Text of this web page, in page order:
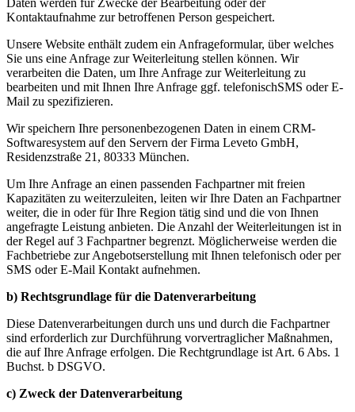
Kontaktaufnahme zur betroffenen Person gespeichert.
Unsere Website enthält zudem ein Anfrageformular, über welches
Sie uns eine Anfrage zur Weiterleitung stellen können. Wir
verarbeiten die Daten, um Ihre Anfrage zur Weiterleitung zu
bearbeiten und mit Ihnen Ihre Anfrage ggf. telefonischSMS oder E-
Mail zu spezifizieren.
Wir speichern Ihre personenbezogenen Daten in einem CRM-
Softwaresystem auf den Servern der Firma Leveto GmbH,
Residenzstraße 21, 80333 München.
Um Ihre Anfrage an einen passenden Fachpartner mit freien
Kapazitäten zu weiterzuleiten, leiten wir Ihre Daten an Fachpartner
weiter, die in oder für Ihre Region tätig sind und die von Ihnen
angefragte Leistung anbieten. Die Anzahl der Weiterleitungen ist in
der Regel auf 3 Fachpartner begrenzt. Möglicherweise werden die
Fachbetriebe zur Angebotserstellung mit Ihnen telefonisch oder per
SMS oder E-Mail Kontakt aufnehmen.
b) Rechtsgrundlage für die Datenverarbeitung
Diese Datenverarbeitungen durch uns und durch die Fachpartner
sind erforderlich zur Durchführung vorvertraglicher Maßnahmen,
die auf Ihre Anfrage erfolgen. Die Rechtgrundlage ist Art. 6 Abs. 1
Buchst. b DSGVO.
c) Zweck der Datenverarbeitung